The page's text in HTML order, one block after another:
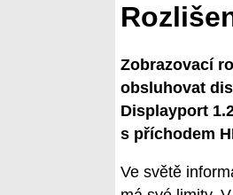
Zobrazovací
obsluhovat
Displayport
s příchodem
Ve světě